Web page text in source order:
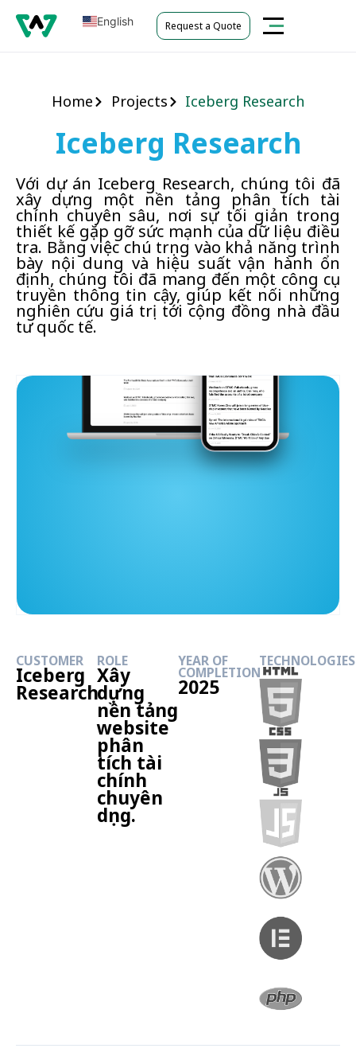
English Request a Quote
Home Projects Iceberg Research
Iceberg Research
Với dự án Iceberg Research, chúng tôi đã
xây dựng một nền tảng phân tích tài
chính chuyên sâu, nơi sự tối giản trong
thiết kế gặp gỡ sức mạnh của dữ liệu điều
tra. Bằng việc chú trọng vào khả năng trình
bày nội dung và hiệu suất vận hành ổn
định, chúng tôi đã mang đến một công cụ
truyền thông tin cậy, giúp kết nối những
nghiên cứu giá trị tới cộng đồng nhà đầu
tư quốc tế.
CUSTOMER
Iceberg
Research
ROLE
Xây
dựng
nền tảng
website
phân
tích tài
chính
chuyên
dụng.
YEAR OF
COMPLETION
2025
TECHNOLOGIES